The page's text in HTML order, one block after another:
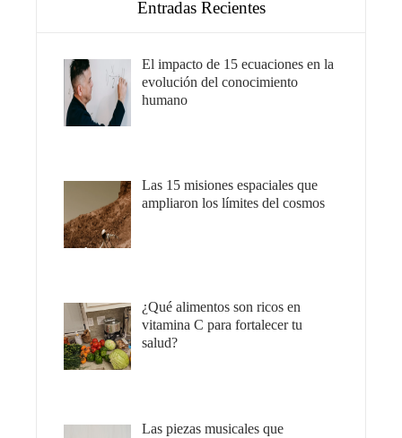
Entradas Recientes
El impacto de 15 ecuaciones en la
evolución del conocimiento
humano
Las 15 misiones espaciales que
ampliaron los límites del cosmos
¿Qué alimentos son ricos en
vitamina C para fortalecer tu
salud?
Las piezas musicales que